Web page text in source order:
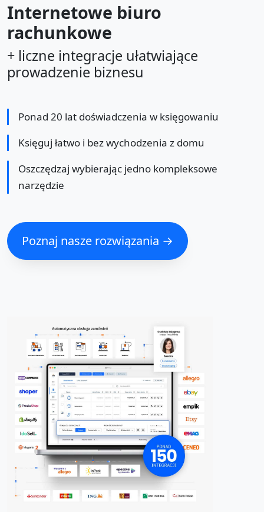
Internetowe biuro
rachunkowe
+ liczne integracje ułatwiające
prowadzenie biznesu
Ponad 20 lat doświadczenia w księgowaniu
Księguj łatwo i bez wychodzenia z domu
Oszczędzaj wybierając jedno kompleksowe
narzędzie
Poznaj nasze rozwiązania →